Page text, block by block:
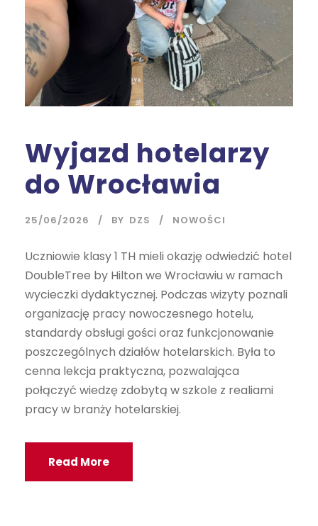
Wyjazd hotelarzy
do Wrocławia
25/06/2026 BY DZS NOWOŚCI
Uczniowie klasy 1 TH mieli okazję odwiedzić hotel
DoubleTree by Hilton we Wrocławiu w ramach
wycieczki dydaktycznej. Podczas wizyty poznali
organizację pracy nowoczesnego hotelu,
standardy obsługi gości oraz funkcjonowanie
poszczególnych działów hotelarskich. Była to
cenna lekcja praktyczna, pozwalająca
połączyć wiedzę zdobytą w szkole z realiami
pracy w branży hotelarskiej.
Read More